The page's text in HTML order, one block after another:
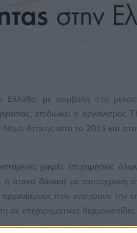
Ελλάδα, με συμβολή στη
επιδιώκει ο οργανισμός
Νομό Αττικής από το 2016 και
μικρές επιχειρήσεις
δάνεια) με ταυτόχρονη
που ενισχύουν την
επιχειρηματικές θερμοκοιτίδες